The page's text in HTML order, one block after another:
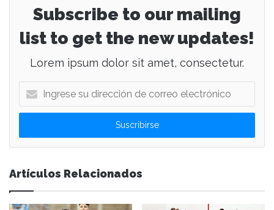
Subscribe to our mailing
list to get the new updates!
Lorem ipsum dolor sit amet, consectetur.
g
e
s
u
d
Artículos Relacionados